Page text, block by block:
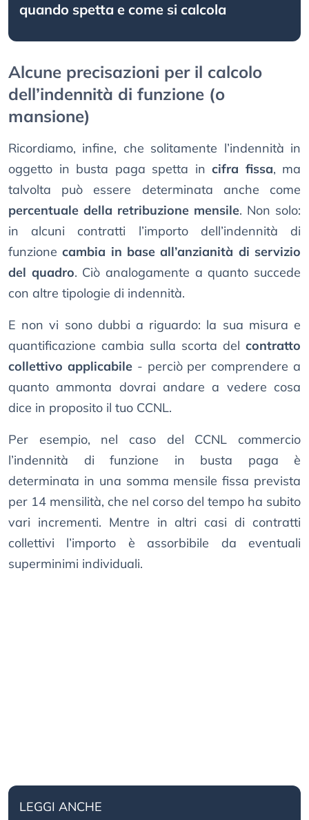
quando spetta e come si calcola
Alcune precisazioni per il calcolo
dell’indennità di funzione (o
mansione)
Ricordiamo, infine, che solitamente l’indennità in
oggetto in busta paga spetta in cifra fissa, ma
talvolta può essere determinata anche come
percentuale della retribuzione mensile. Non solo:
in alcuni contratti l’importo dell’indennità di
funzionecambia in base all’anzianità di servizio
del quadro. Ciò analogamente a quanto succede
con altre tipologie di indennità.
E non vi sono dubbi a riguardo: la sua misura e
quantificazione cambia sulla scorta del contratto
collettivo applicabile- perciò per comprendere a
quanto ammonta dovrai andare a vedere cosa
dice in proposito il tuo CCNL.
Per esempio, nel caso del CCNL commercio
l’indennità di funzione in busta paga è
determinata in una somma mensile fissa prevista
per 14 mensilità, che nel corso del tempo ha subito
vari incrementi. Mentre in altri casi di contratti
collettivi l’importo è assorbibile da eventuali
superminimi individuali.
LEGGI ANCHE